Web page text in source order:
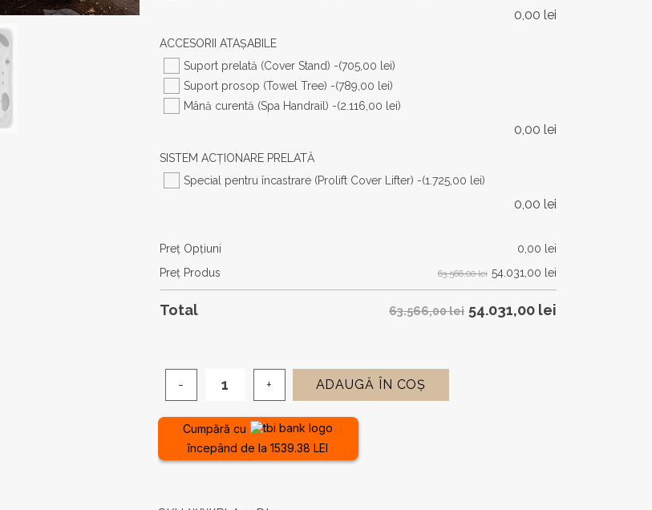
0,00 lei
ACCESORII ATAȘABILE
Suport prelată (Cover Stand) -(705,00 lei)
Suport prosop (Towel Tree) -(789,00 lei)
Mână curentă (Spa Handrail) -(2.116,00 lei)
0,00 lei
SISTEM ACȚIONARE PRELATĂ
Special pentru încastrare (Prolift Cover Lifter) -(1.725,00 lei)
0,00 lei
Preţ Opţiuni 0,00 lei
Preţ Produs
63.566,00 lei 54.031,00 lei
Total 63.566,00 lei 54.031,00 lei
de
PLA
ADAUGĂ ÎN COȘ
Cumpără cu
începând de la 1539.38 LEI